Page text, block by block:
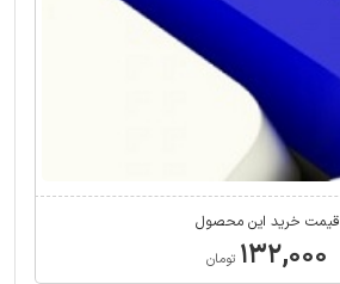
قیمت خرید این محصول
۱۳۲,۰۰۰ تومان